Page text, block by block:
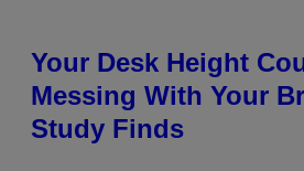
Your Desk Height
Messing With Your
Study Finds